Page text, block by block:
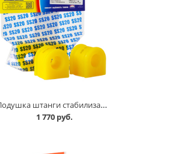
Подушка штанги стабилизатора 2180 Vesta SS 20 в Кургане
1 770 руб.